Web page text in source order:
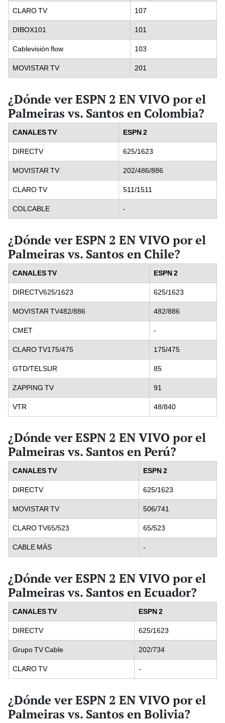
CLARO TV 107
DIBOX101 101
Cablevisión flow 103
MOVISTAR TV 201
¿Dónde ver ESPN 2 EN VIVO por el
Palmeiras vs. Santos en Colombia?
CANALES TV ESPN 2
DIRECTV 625/1623
MOVISTAR TV 202/486/886
CLARO TV 511/1511
COLCABLE -
¿Dónde ver ESPN 2 EN VIVO por el
Palmeiras vs. Santos en Chile?
CANALES TV ESPN 2
DIRECTV625/1623 625/1623
MOVISTAR TV482/886 482/886
CMET -
CLARO TV175/475 175/475
GTD/TELSUR 85
ZAPPING TV 91
VTR 48/840
¿Dónde ver ESPN 2 EN VIVO por el
Palmeiras vs. Santos en Perú?
CANALES TV ESPN 2
DIRECTV 625/1623
MOVISTAR TV 506/741
CLARO TV65/523 65/523
CABLE MÁS -
¿Dónde ver ESPN 2 EN VIVO por el
Palmeiras vs. Santos en Ecuador?
CANALES TV ESPN 2
DIRECTV 625/1623
Grupo TV Cable 202/734
CLARO TV -
¿Dónde ver ESPN 2 EN VIVO por el
Palmeiras vs. Santos en Bolivia?